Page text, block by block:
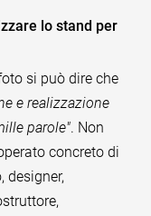
lo stand per
si può dire che
e realizzazione
parole". Non
concreto di
designer,